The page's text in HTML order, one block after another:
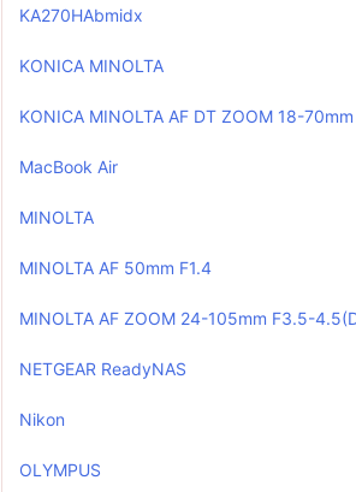
KA270HAbmidx
KONICA MINOLTA
KONICA MINOLTA AF DT ZOOM 18-
MacBook Air
MINOLTA
MINOLTA AF 50mm F1.4
MINOLTA AF ZOOM 24-105mm F3.5-
NETGEAR ReadyNAS
Nikon
OLYMPUS